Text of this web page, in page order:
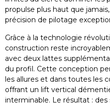
propulse plus haut que
précision de pilotage
Grâce à la technologie
construction reste
avec deux lattes
du profil. Cette conception
les allures et dans toutes les
offrant un lift vertical
interminable. Le résultat :